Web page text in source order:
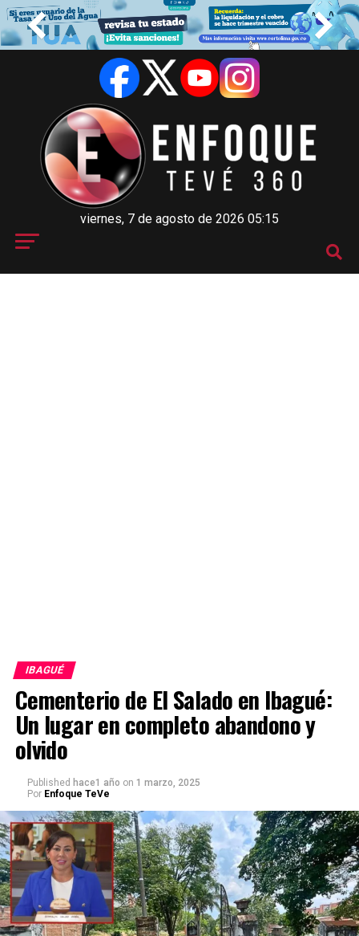
viernes, 7 de agosto de 2026 05:15
IBAGUÉ
Cementerio de El Salado en Ibagué:
Un lugar en completo abandono y
olvido
Published hace1 año on 1 marzo, 2025
Por Enfoque TeVe